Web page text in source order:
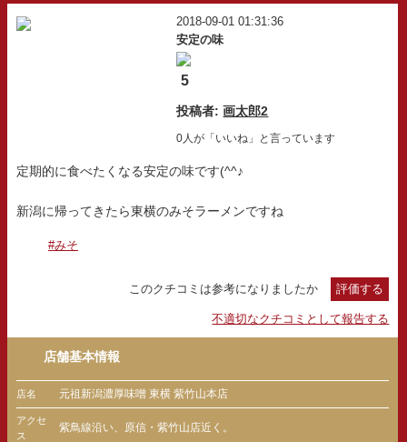
2018-09-01 01:31:36
安定の味
5
投稿者:画太郎2
0人が「いいね」と言っています
定期的に食べたくなる安定の味です(^^♪
新潟に帰ってきたら東横のみそラーメンですね
#みそ
このクチコミは参考になりましたか 評価する
不適切なクチコミとして報告する
店舗基本情報
店名 元祖新潟濃厚味噌 東横 紫竹山本店
アクセ
ス
紫鳥線沿い、原信・紫竹山店近く。